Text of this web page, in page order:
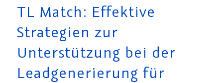
TL Match: Effektive
Strategien zur
Unterstützung bei der
Leadgenerierung für